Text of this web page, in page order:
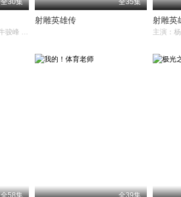
全30集
主演：郑爽 杨洋 毛晓彤 牛骏峰 崔航
全35集
射雕英雄传 射雕英
全58集 全39集